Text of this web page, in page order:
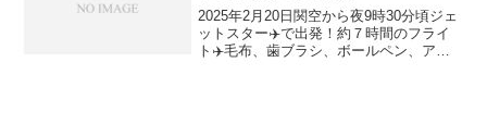
2025年2月20日関空から夜9時30分頃ジェ
ットスター✈️で出発！約７時間のフライ
ト✈️毛布、歯ブラシ、ボールペン、アイ